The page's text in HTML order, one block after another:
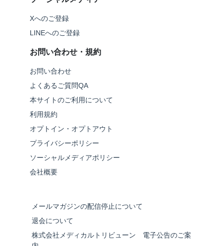
Xへのご登録
LINEへのご登録
お問い合わせ・規約
お問い合わせ
よくあるご質問QA
本サイトのご利用について
利用規約
オプトイン・オプトアウト
プライバシーポリシー
ソーシャルメディアポリシー
会社概要
メールマガジンの配信停止について
退会について
株式会社メディカルトリビューン 電子公告のご案